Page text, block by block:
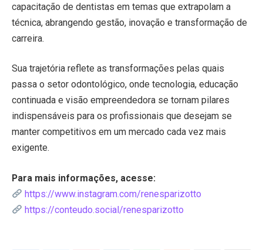
capacitação de dentistas em temas que extrapolam a
técnica, abrangendo gestão, inovação e transformação de
carreira.
Sua trajetória reflete as transformações pelas quais
passa o setor odontológico, onde tecnologia, educação
continuada e visão empreendedora se tornam pilares
indispensáveis para os profissionais que desejam se
manter competitivos em um mercado cada vez mais
exigente.
Para mais informações, acesse:
https://www.instagram.com/renesparizotto
https://conteudo.social/renesparizotto